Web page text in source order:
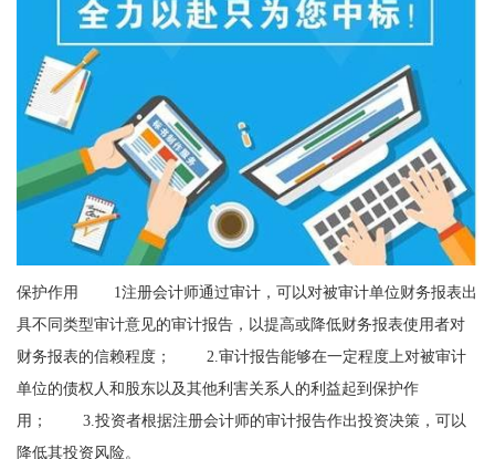
保护作用 1注册会计师通过审计，可以对被审计单位财务报表出
具不同类型审计意见的审计报告，以提高或降低财务报表使用者对
财务报表的信赖程度； 2.审计报告能够在一定程度上对被审计
单位的债权人和股东以及其他利害关系人的利益起到保护作
用； 3.投资者根据注册会计师的审计报告作出投资决策，可以
降低其投资风险。